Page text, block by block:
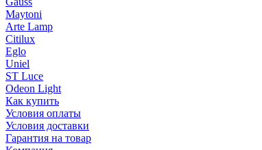
Maytoni
Arte Lamp
Citilux
Eglo
Uniel
ST Luce
Odeon Light
Как купить
Условия оплаты
Условия доставки
Гарантия на товар